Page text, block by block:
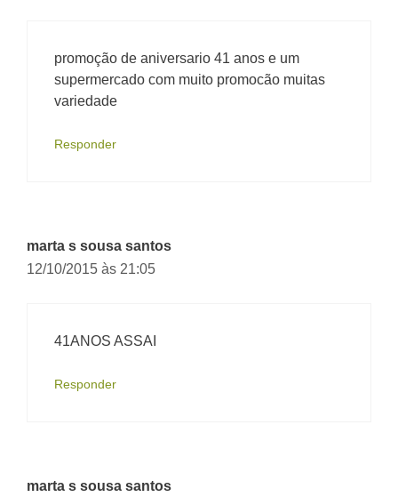
promoção de aniversario 41 anos e um
supermercado com muito promocão muitas
variedade
Responder
marta s sousa santos
12/10/2015 às 21:05
41ANOS ASSAI
Responder
marta s sousa santos